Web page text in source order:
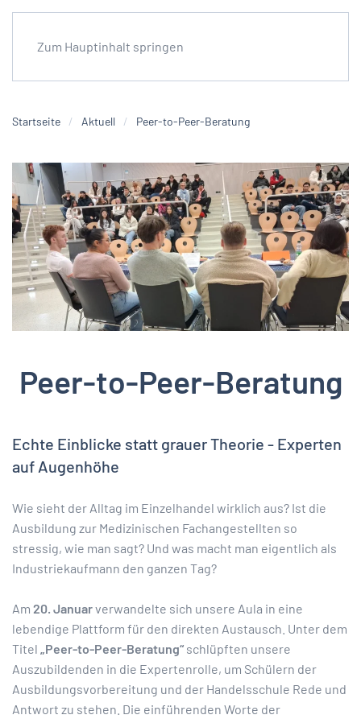
Zum Hauptinhalt springen
Startseite Aktuell Peer-to-Peer-Beratung
Peer-to-Peer-Beratung
Echte Einblicke statt grauer Theorie - Experten
auf Augenhöhe
Wie sieht der Alltag im Einzelhandel wirklich aus? Ist die
Ausbildung zur Medizinischen Fachangestellten so
stressig, wie man sagt? Und was macht man eigentlich als
Industriekaufmann den ganzen Tag?
Am 20. Januarverwandelte sich unsere Aula in eine
lebendige Plattform für den direkten Austausch. Unter dem
Titel „Peer-to-Peer-Beratung“ schlüpften unsere
Auszubildenden in die Expertenrolle, um Schülern der
Ausbildungsvorbereitung und der Handelsschule Rede und
Antwort zu stehen. Die einführenden Worte der